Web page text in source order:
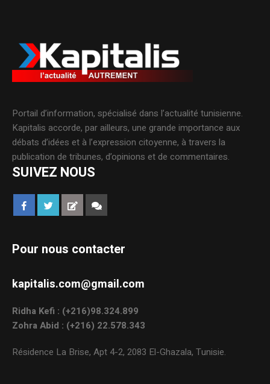
Portail d’information, spécialisé dans l’actualité tunisienne.
Kapitalis accorde, par ailleurs, une grande importance aux
débats d’idées et à l’expression citoyenne, à travers la
publication de tribunes, d’opinions et de commentaires.
SUIVEZ NOUS
Pour nous contacter
kapitalis.com@gmail.com
Ridha Kefi : (+216)98.324.899
Zohra Abid : (+216) 22.578.343
Résidence La Brise, Apt 4-2, 2083 El-Ghazala, Tunisie.